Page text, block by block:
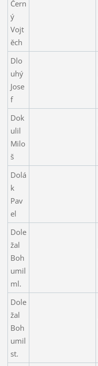
Čern
ý
Vojt
ěch
Dlo
uhý
Jose
f
Dok
ulil
Milo
š
Dolá
k
Pav
el
Dole
žal
Boh
umil
ml.
Dole
žal
Boh
umil
st.